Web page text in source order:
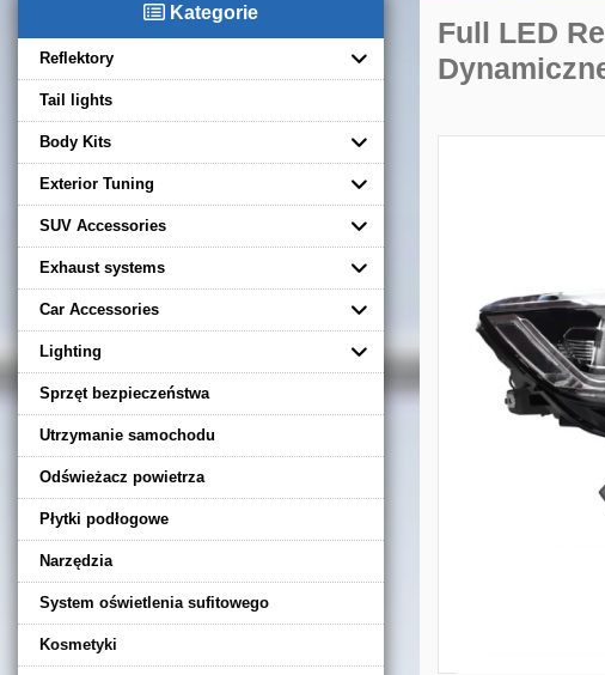
Kategorie
Reflektory
Tail lights
Body Kits
Exterior Tuning
SUV Accessories
Exhaust systems
Car Accessories
Lighting
Sprzęt bezpieczeństwa
Utrzymanie samochodu
Odświeżacz powietrza
Płytki podłogowe
Narzędzia
System oświetlenia sufitowego
Kosmetyki
Full LED